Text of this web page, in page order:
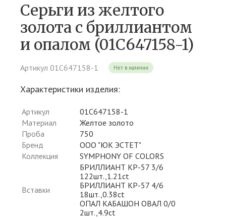
Серьги из желтого
золота c бриллиантом
и опалом (01С647158-1)
Артикул 01С647158-1 Нет в наличии
Характеристики изделия:
Артикул
01С647158-1
Материал
Желтое золото
Проба
750
Бренд
ООО "ЮК ЭСТЕТ"
Коллекция
SYMPHONY OF COLORS
Вставки
БРИЛЛИАНТ КР-57 3/6
122шт.,1.21ct
БРИЛЛИАНТ КР-57 4/6
18шт.,0.38ct
ОПАЛ КАБАШОН ОВАЛ 0/0
2шт.,4.9ct